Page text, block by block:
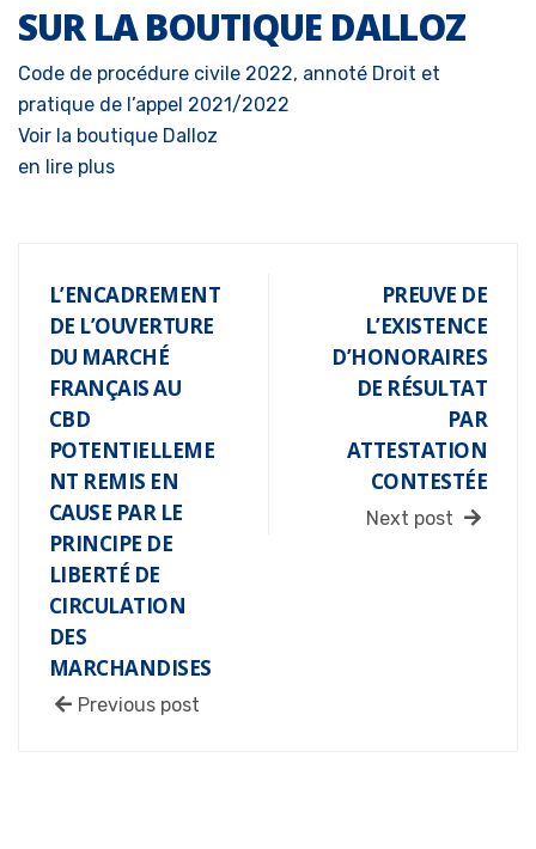
SUR LA BOUTIQUE DALLOZ
Code de procédure civile 2022, annoté Droit et
pratique de l’appel 2021/2022
Voir la boutique Dalloz
en lire plus
L’ENCADREMENT
DE L’OUVERTURE
DU MARCHÉ
FRANÇAIS AU
CBD
POTENTIELLEME
NT REMIS EN
CAUSE PAR LE
PRINCIPE DE
LIBERTÉ DE
CIRCULATION
DES
MARCHANDISES
Previous post
PREUVE DE
L’EXISTENCE
D’HONORAIRES
DE RÉSULTAT
PAR
ATTESTATION
CONTESTÉE
Next post